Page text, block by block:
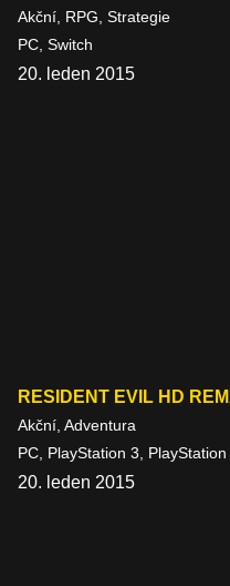
Akční, RPG, Strategie
PC, Switch
20. leden 2015
RESIDENT EVIL HD
Akční, Adventura
PC, PlayStation 3,
20. leden 2015